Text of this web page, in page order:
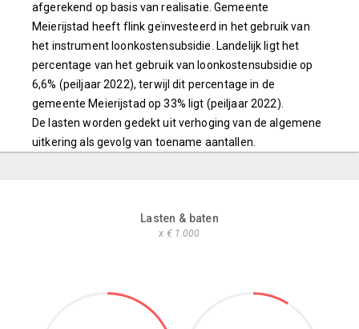
afgerekend op basis van realisatie. Gemeente
Meierijstad heeft flink geïnvesteerd in het gebruik van
het instrument loonkostensubsidie. Landelijk ligt het
percentage van het gebruik van loonkostensubsidie op
6,6% (peiljaar 2022), terwijl dit percentage in de
gemeente Meierijstad op 33% ligt (peiljaar 2022).
De lasten worden gedekt uit verhoging van de algemene
uitkering als gevolg van toename aantallen.
Lasten & baten
x € 1.000